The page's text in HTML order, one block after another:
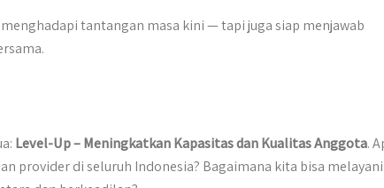
tantangan masa kini — tapi juga siap menjawab
Level-Up – Meningkatkan Kapasitas dan Kualitas Anggota.
provider di seluruh Indonesia? Bagaimana kita bisa melayani